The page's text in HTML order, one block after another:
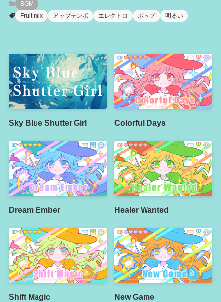
BGM
Fruit mix
アップテンポ エレクトロ ポップ 明るい
Sky Blue Shutter Girl Colorful Days
Dream Ember Healer Wanted
Shift Magic New Game